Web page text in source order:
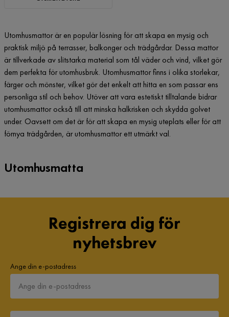
Utomhusmattor är en populär lösning för att skapa en mysig och
praktisk miljö på terrasser, balkonger och trädgårdar. Dessa mattor
är tillverkade av slitstarka material som tål väder och vind, vilket gör
dem perfekta för utomhusbruk. Utomhusmattor finns i olika storlekar,
färger och mönster, vilket gör det enkelt att hitta en som passar ens
personliga stil och behov. Utöver att vara estetiskt tilltalande bidrar
utomhusmattor också till att minska halkrisken och skydda golvet
under. Oavsett om det är för att skapa en mysig uteplats eller för att
förnya trädgården, är utomhusmattor ett utmärkt val.
Utomhusmatta
Registrera dig för
nyhetsbrev
Ange din e-postadress